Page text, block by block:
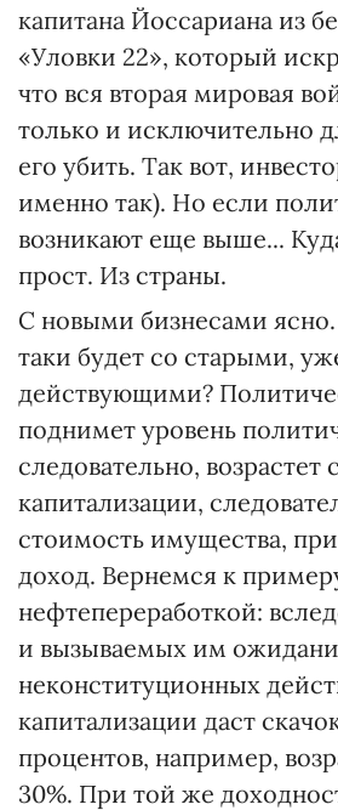
капитана Йоссариана из
«Уловки 22», который
что вся вторая мировая
только и исключительно
его убить. Так вот,
именно так). Но если
возникают еще выше...
прост. Из страны.
С новыми бизнесами
таки будет со старыми,
действующими?
поднимет уровень
следовательно, возрастет
капитализации,
стоимость имущества,
доход. Вернемся к
нефтепереработкой:
и вызываемых им
неконституционных
капитализации даст
процентов, например,
30%. При той же